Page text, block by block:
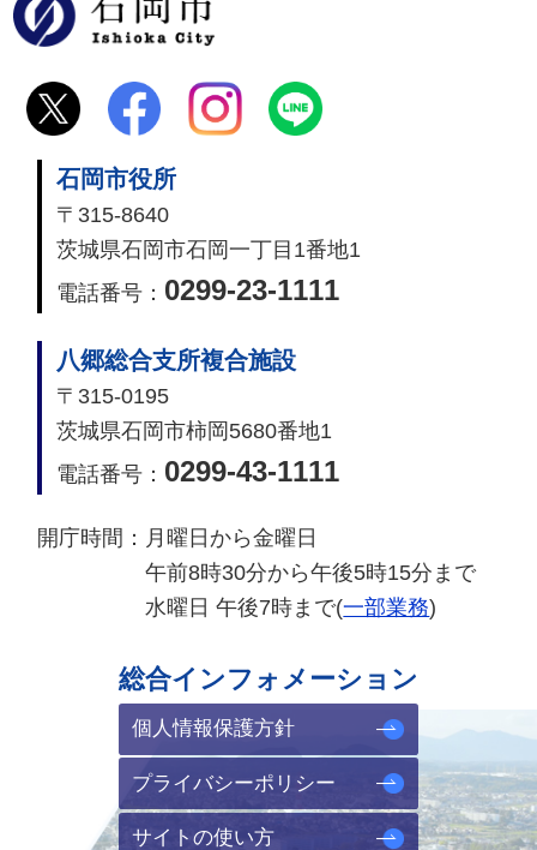
石岡市役所
〒315-8640
茨城県石岡市石岡一丁目1番地1
電話番号： 0299-23-1111
八郷総合支所複合施設
〒315-0195
茨城県石岡市柿岡5680番地1
電話番号： 0299-43-1111
開庁時間： 月曜日から金曜日
午前8時30分から午後5時15分まで
水曜日 午後7時まで(一部業務)
総合インフォメーション
個人情報保護方針
プライバシーポリシー
サイトの使い方